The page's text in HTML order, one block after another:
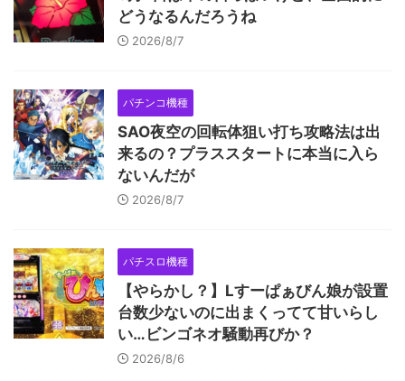
どうなるんだろうね
2026/8/7
パチンコ機種
SAO夜空の回転体狙い打ち攻略法は出
来るの？プラススタートに本当に入ら
ないんだが
2026/8/7
パチスロ機種
【やらかし？】Lすーぱぁびん娘が設置
台数少ないのに出まくってて甘いらし
い…ビンゴネオ騒動再びか？
2026/8/6